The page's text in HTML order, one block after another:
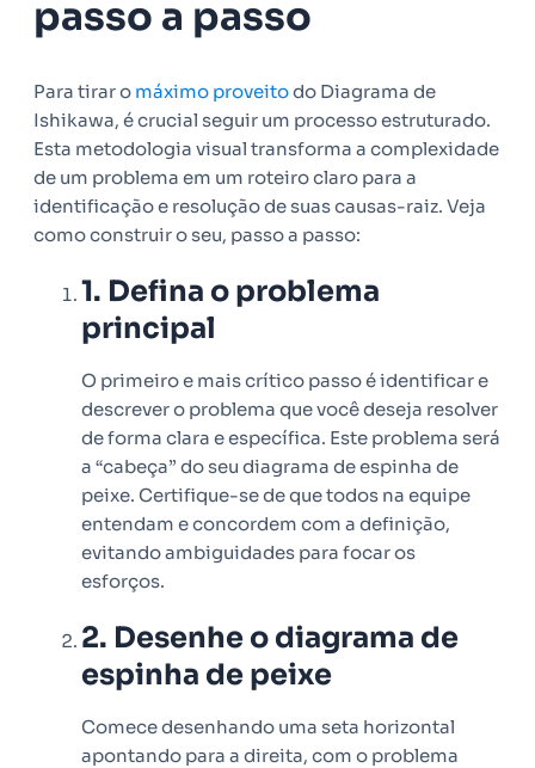
passo a passo
Para tirar o máximo proveitodo Diagrama de
Ishikawa, é crucial seguir um processo estruturado.
Esta metodologia visual transforma a complexidade
de um problema em um roteiro claro para a
identificação e resolução de suas causas-raiz. Veja
como construir o seu, passo a passo:
1. Defina o problema
principal
O primeiro e mais crítico passo é identificar e
descrever o problema que você deseja resolver
de forma clara e específica. Este problema será
a “cabeça” do seu diagrama de espinha de
peixe. Certifique-se de que todos na equipe
entendam e concordem com a definição,
evitando ambiguidades para focar os
esforços.
2. Desenhe o diagrama de
espinha de peixe
Comece desenhando uma seta horizontal
apontando para a direita, com o problema